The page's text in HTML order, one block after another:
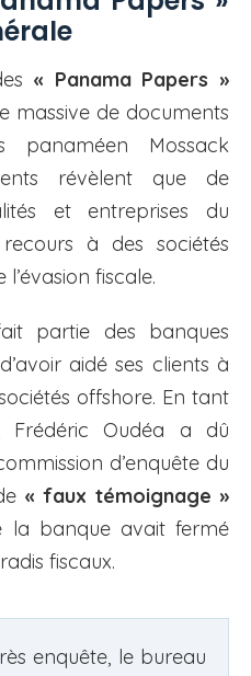
« Panama Papers »
massive de documents
panaméen Mossack
révèlent que de
et entreprises du
à des sociétés
fiscale.
partie des banques
aidé ses clients à
offshore. En tant
Frédéric Oudéa a dû
d’enquête du
« faux témoignage »
la banque avait fermé
fiscaux.
enquête, le bureau